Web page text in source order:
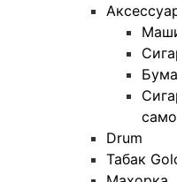
Drum
Табак